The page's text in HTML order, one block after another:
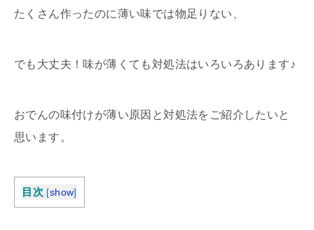
たくさん作ったのに薄い味では物足りない、
でも大丈夫！味が薄くても対処法はいろいろあります♪
おでんの味付けが薄い原因と対処法をご紹介したいと
思います。
目次 [show]